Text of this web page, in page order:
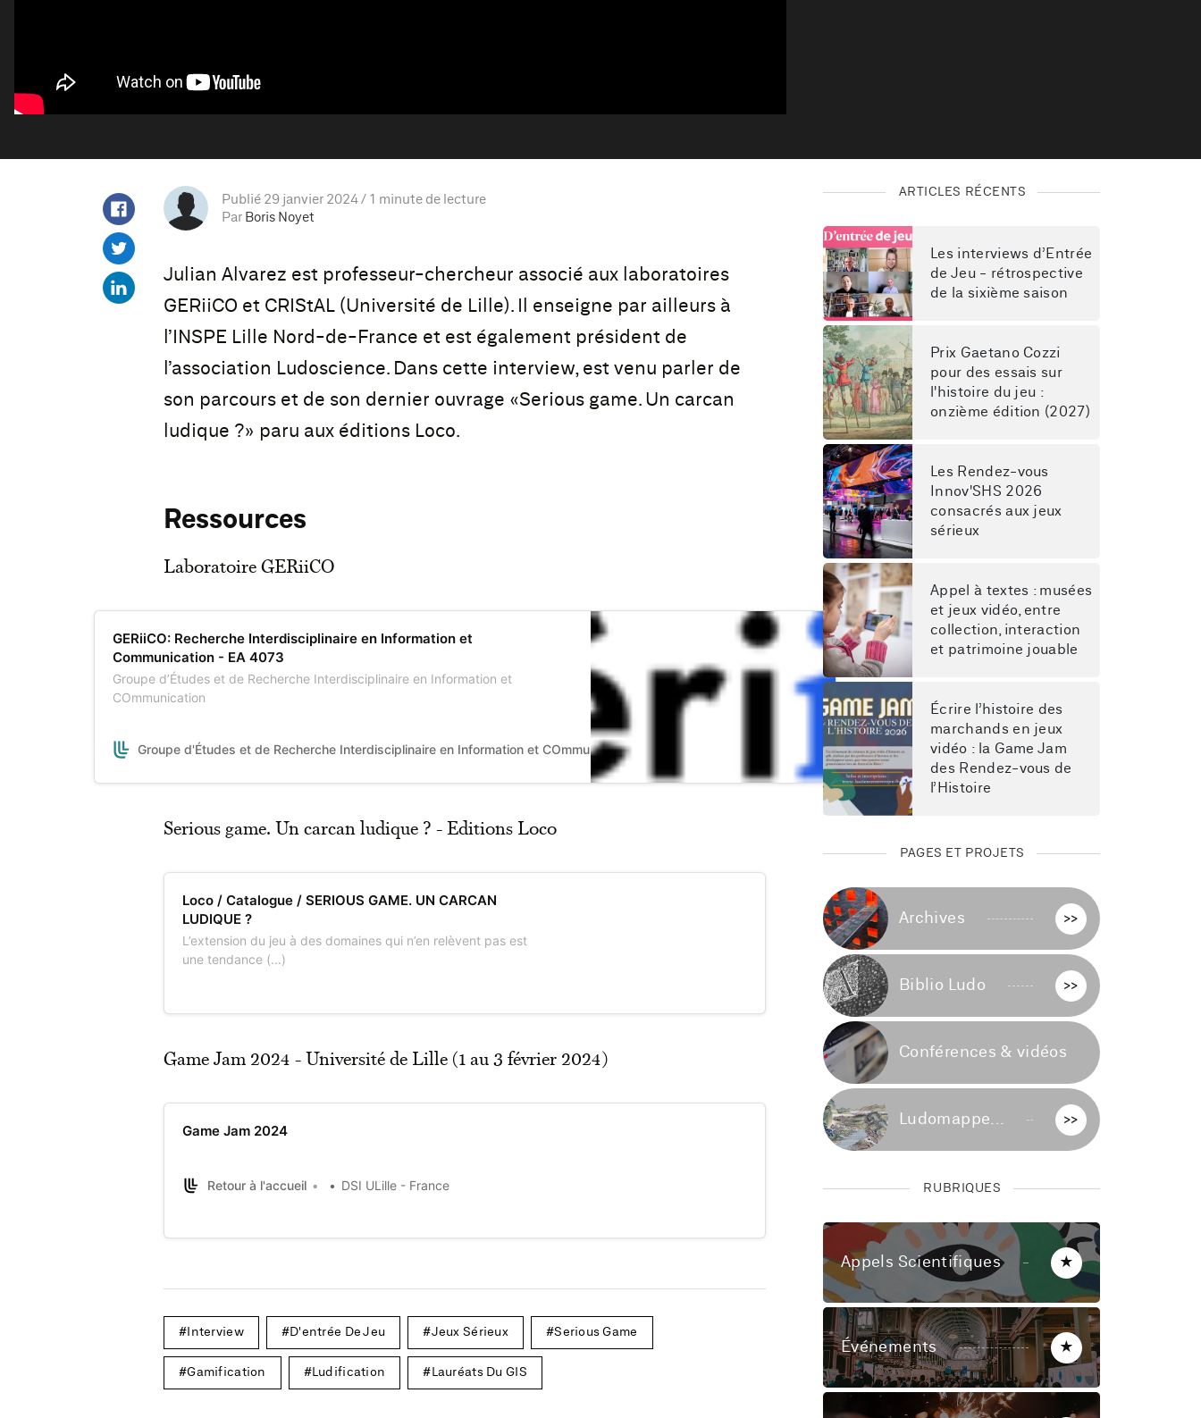
Publié 29 janvier 2024
1 minute de lecture
Par Boris Noyet
Julian Alvarez est professeur-chercheur associé aux laboratoires
GERiiCO et CRIStAL (Université de Lille). Il enseigne par ailleurs à
l’INSPE Lille Nord-de-France et est également président de
l’association Ludoscience. Dans cette interview, est venu parler de
son parcours et de son dernier ouvrage «Serious game. Un carcan
ludique ?» paru aux éditions Loco.
Ressources
Laboratoire GERiiCO
GERiiCO: Recherche Interdisciplinaire en Information et
Communication - EA 4073
Groupe d’Études et de Recherche Interdisciplinaire en Information et
COmmunication
Groupe d'Études et de Recherche Interdisciplinaire en Information et COmmunication ULR 4073 Université de Lille
Serious game. Un carcan ludique ? - Editions Loco
Loco / Catalogue / SERIOUS GAME. UN CARCAN
LUDIQUE ?
L’extension du jeu à des domaines qui n’en relèvent pas est
une tendance (...)
Game Jam 2024 - Université de Lille (1 au 3 février 2024)
Game Jam 2024
Retour à l'accueil DSI ULille - France
Interview D'entrée De Jeu Jeux Sérieux Serious Game
Gamification Ludification Lauréats Du GIS
ARTICLES RÉCENTS
Les interviews d’Entrée
de Jeu - rétrospective
de la sixième saison
Prix Gaetano Cozzi
pour des essais sur
l'histoire du jeu :
onzième édition (2027)
Les Rendez-vous
Innov'SHS 2026
consacrés aux jeux
sérieux
Appel à textes : musées
et jeux vidéo, entre
collection, interaction
et patrimoine jouable
Écrire l’histoire des
marchands en jeux
vidéo : la Game Jam
des Rendez-vous de
l’Histoire
PAGES ET PROJETS
Archives >>
Biblio Ludo >>
Conférences & vidéos
Ludomappe... >>
RUBRIQUES
Appels Scientifiques ★
Événements ★